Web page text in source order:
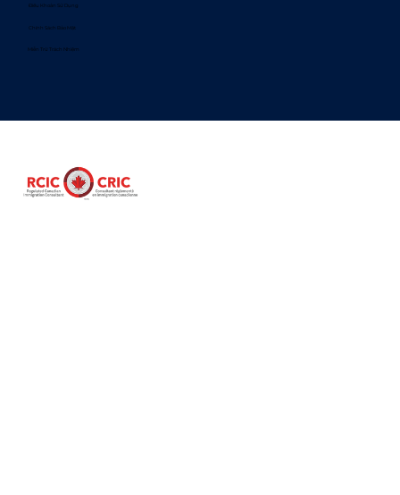
​Điều Khoản Sử Dụng
Chính Sách Bảo Mật
Miễn Trừ Trách Nhiệm